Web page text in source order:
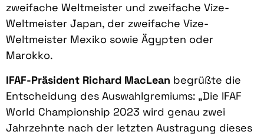
zweifache Weltmeister und zweifache Vize-
Weltmeister Japan, der zweifache Vize-
Weltmeister Mexiko sowie Ägypten oder
Marokko.
IFAF-Präsident Richard MacLean begrüßte die
Entscheidung des Auswahlgremiums: „Die IFAF
World Championship 2023 wird genau zwei
Jahrzehnte nach der letzten Austragung dieses